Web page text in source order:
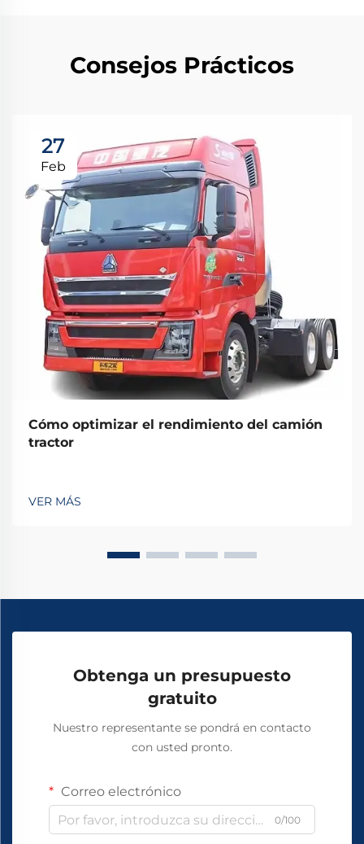
Consejos Prácticos
27
Feb
Cómo optimizar el rendimiento del camión
tractor
VER MÁS
Obtenga un presupuesto
gratuito
Nuestro representante se pondrá en contacto
con usted pronto.
Correo electrónico
0/100